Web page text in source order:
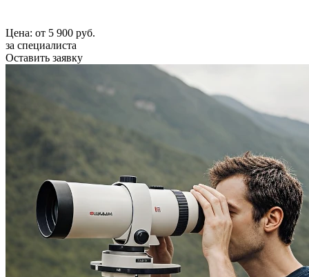
Цена: от 5 900 руб.
за специалиста
Оставить заявку